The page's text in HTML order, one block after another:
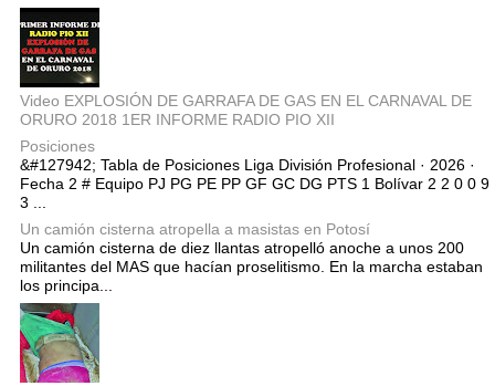
Video EXPLOSIÓN DE GARRAFA DE GAS EN EL CARNAVAL DE
ORURO 2018 1ER INFORME RADIO PIO XII
Posiciones
&#127942; Tabla de Posiciones Liga División Profesional · 2026 ·
Fecha 2 # Equipo PJ PG PE PP GF GC DG PTS 1 Bolívar 2 2 0 0 9
3 ...
Un camión cisterna atropella a masistas en Potosí
Un camión cisterna de diez llantas atropelló anoche a unos 200
militantes del MAS que hacían proselitismo. En la marcha estaban
los principa...